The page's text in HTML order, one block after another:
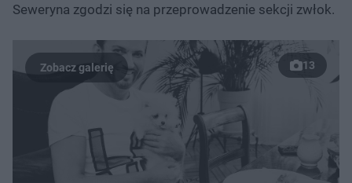
Seweryna zgodzi się na przeprowadzenie sekcji zwłok.
13